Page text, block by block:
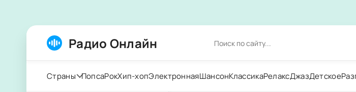
Радио Онлайн
Страны ПопсаРокХип-хопЭлектроннаяШансонКлассикаРелаксДжазДетское